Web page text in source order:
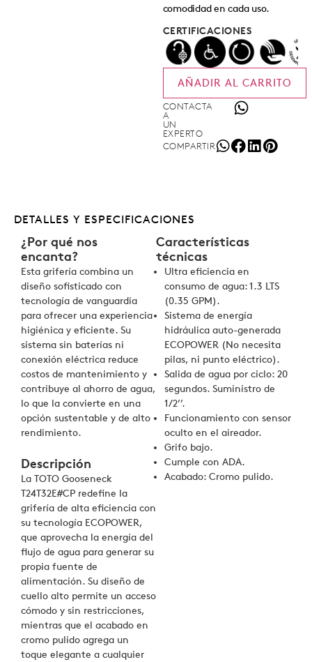
comodidad en cada uso.
CERTIFICACIONES
AÑADIR AL CARRITO
CONTACTA
A
UN
EXPERTO
COMPARTIR
DETALLES Y ESPECIFICACIONES
¿Por qué nos
encanta?
Esta grifería combina un
diseño sofisticado con
tecnología de vanguardia
para ofrecer una experiencia
higiénica y eficiente. Su
sistema sin baterías ni
conexión eléctrica reduce
costos de mantenimiento y
contribuye al ahorro de agua,
lo que la convierte en una
opción sustentable y de alto
rendimiento.
Descripción
La TOTO Gooseneck
T24T32E#CP redefine la
grifería de alta eficiencia con
su tecnología ECOPOWER,
que aprovecha la energía del
flujo de agua para generar su
propia fuente de
alimentación. Su diseño de
cuello alto permite un acceso
cómodo y sin restricciones,
mientras que el acabado en
cromo pulido agrega un
toque elegante a cualquier
Características
técnicas
Ultra eficiencia en
consumo de agua: 1.3 LTS
(0.35 GPM).
Sistema de energía
hidráulica auto-generada
ECOPOWER (No necesita
pilas, ni punto eléctrico).
Salida de agua por ciclo: 20
segundos. Suministro de
1/2’’.
Funcionamiento con sensor
oculto en el aireador.
Grifo bajo.
Cumple con ADA.
Acabado: Cromo pulido.